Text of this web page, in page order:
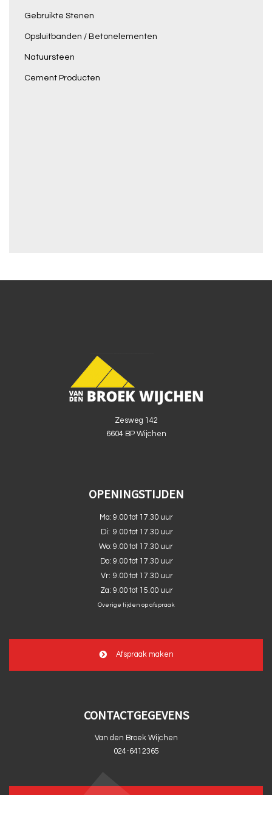
Gebruikte Stenen
Opsluitbanden / Betonelementen
Natuursteen
Cement Producten
Zesweg 142
6604 BP Wijchen
OPENINGSTIJDEN
Ma: 9.00 tot 17.30 uur
Di: 9.00 tot 17.30 uur
Wo: 9.00 tot 17.30 uur
Do: 9.00 tot 17.30 uur
Vr: 9.00 tot 17.30 uur
Za: 9.00 tot 15.00 uur
Overige tijden op afspraak
Afspraak maken
CONTACTGEGEVENS
Van den Broek Wijchen
024-6412365